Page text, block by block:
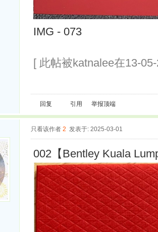
IMG - 073
[ 此帖被katnalee在13-
回复 引用 举报顶端
只看该作者 2 发表于: 2025-03-01
002【Bentley Kuala